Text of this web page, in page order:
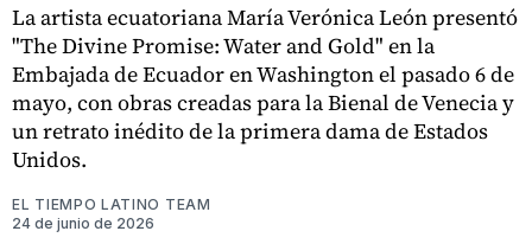
La artista ecuatoriana María Verónica León presentó
"The Divine Promise: Water and Gold" en la
Embajada de Ecuador en Washington el pasado 6 de
mayo, con obras creadas para la Bienal de Venecia y
un retrato inédito de la primera dama de Estados
Unidos.
EL TIEMPO LATINO TEAM
24 de junio de 2026